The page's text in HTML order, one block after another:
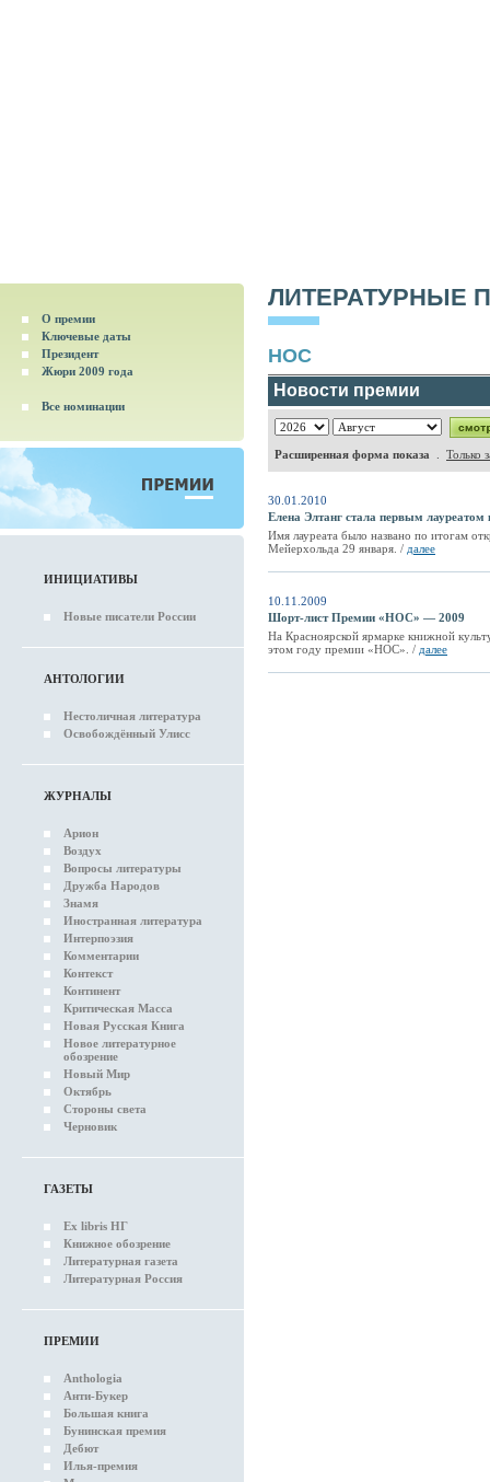
О премии
Ключевые даты
Президент
Жюри 2009 года
Все номинации
ИНИЦИАТИВЫ
Новые писатели России
АНТОЛОГИИ
Нестоличная литература
Освобождённый Улисс
ЖУРНАЛЫ
Арион
Воздух
Вопросы литературы
Дружба Народов
Знамя
Иностранная литература
Интерпоэзия
Комментарии
Контекст
Континент
Критическая Масса
Новая Русская Книга
Новое литературное
обозрение
Новый Мир
Октябрь
Стороны света
Черновик
ГАЗЕТЫ
Ex libris НГ
Книжное обозрение
Литературная газета
Литературная Россия
ПРЕМИИ
Anthologia
Анти-Букер
Большая книга
Бунинская премия
Дебют
Илья-премия
ЛИТЕРАТУРНЫЕ
НОС
Новости премии
Расширенная форма показа Только
30.01.2010
Елена Элтанг стала первым
Имя лауреата было названо по итогам
Мейерхольда 29 января. / далее
10.11.2009
Шорт-лист Премии «НОС» — 2009
На Красноярской ярмарке книжной
этом году премии «НОС». / далее